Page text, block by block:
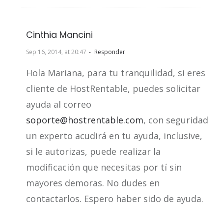
Cinthia Mancini
Sep 16, 2014, at 20:47 Responder
Hola Mariana, para tu tranquilidad, si eres
cliente de HostRentable, puedes solicitar
ayuda al correo
soporte@hostrentable.com, con seguridad
un experto acudirá en tu ayuda, inclusive,
si le autorizas, puede realizar la
modificación que necesitas por tí sin
mayores demoras. No dudes en
contactarlos. Espero haber sido de ayuda.